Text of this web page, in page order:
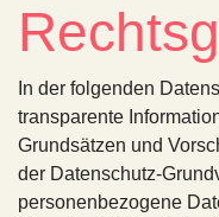
In der folgenden
transparente
Grundsätzen und
der Datenschutz-
personenbezogene